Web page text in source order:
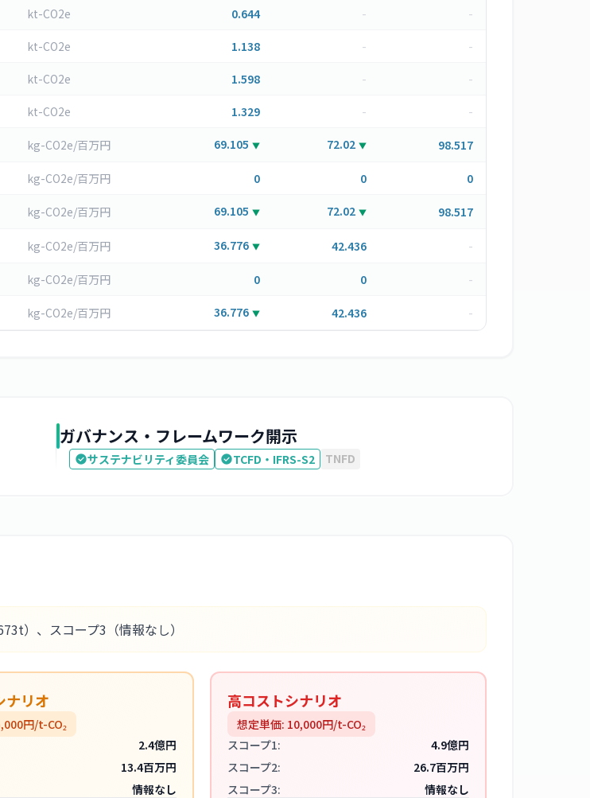
kt-CO2e 0.644 - -
kt-CO2e 1.138 - -
kt-CO2e 1.598 - -
kt-CO2e 1.329 - -
kg-CO2e/百万円 69.105 ▼ 72.02 ▼ 98.517
kg-CO2e/百万円 0 0 0
kg-CO2e/百万円 69.105 ▼ 72.02 ▼ 98.517
kg-CO2e/百万円 36.776 ▼ 42.436 -
kg-CO2e/百万円 0 0 -
kg-CO2e/百万円 36.776 ▼ 42.436 -
ガバナンス・フレームワーク開示
サステナビリティ委員会 TCFD・IFRS-S2 TNFD
） 、スコープ3 （情報なし）
ナリオ
円/t-CO₂
2.4億円
13.4百万円
情報なし
高コストシナリオ
想定単価: 10,000円/t-CO₂
スコープ1:
4.9億円
スコープ2:
26.7百万円
スコープ3:
情報なし